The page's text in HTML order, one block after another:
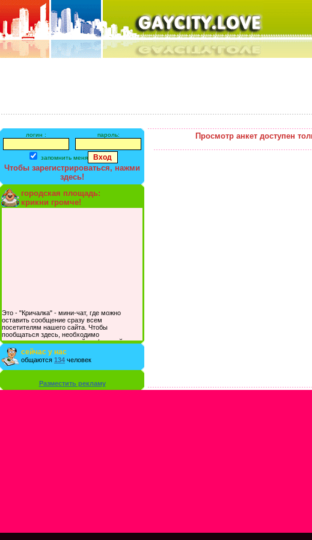
логин : пароль:
запомнить меня
Чтобы зарегистрироваться, нажми
здесь!
городская площадь:
крикни громче!
Это - "Кричалка" - мини-чат, где можно
оставить сообщение сразу всем
посетителям нашего сайта. Чтобы
пообщаться здесь, необходимо
зарегистрироваться на сайте и/или войти со
своими логином и паролем.
сейчас у нас
общаются 134 человек
Разместить рекламу
Просмотр анкет доступен